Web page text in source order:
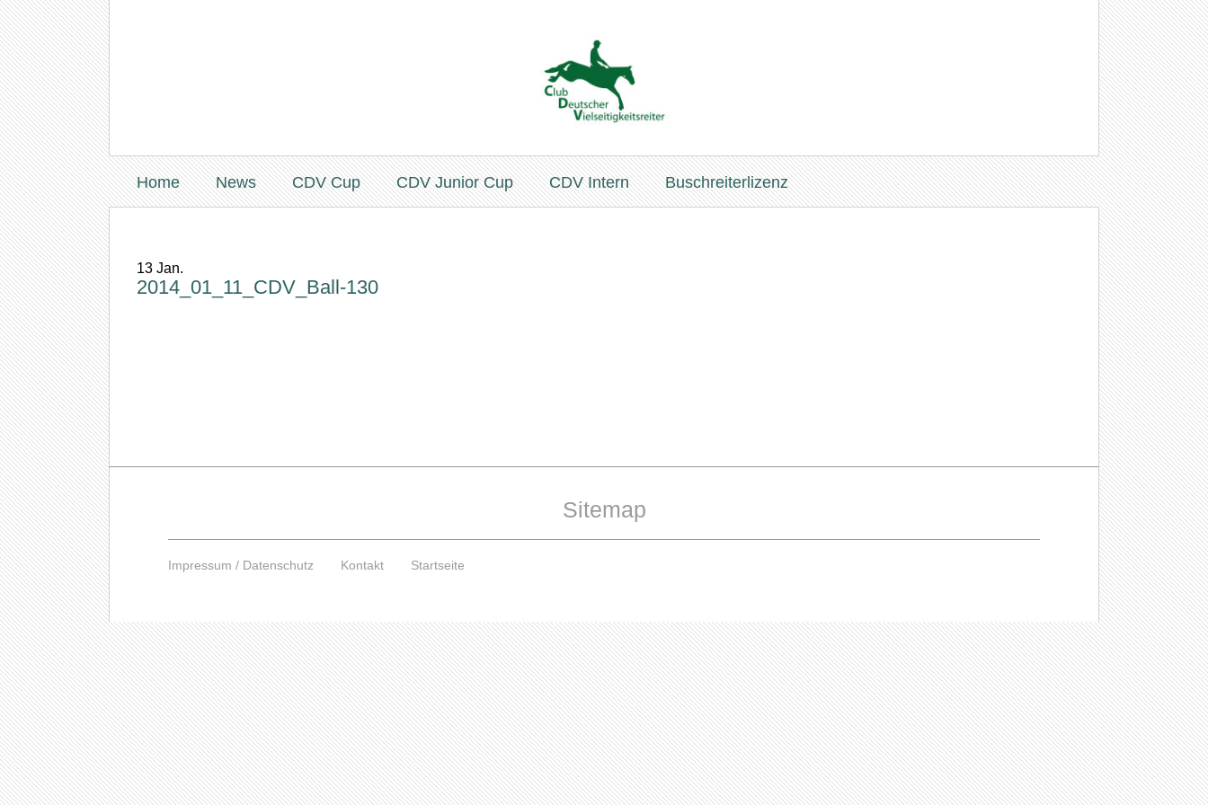
Home News CDV Cup CDV Junior Cup CDV Intern Buschreiterlizenz
13 Jan.
2014_01_11_CDV_Ball-130
Sitemap
Impressum / Datenschutz Kontakt Startseite